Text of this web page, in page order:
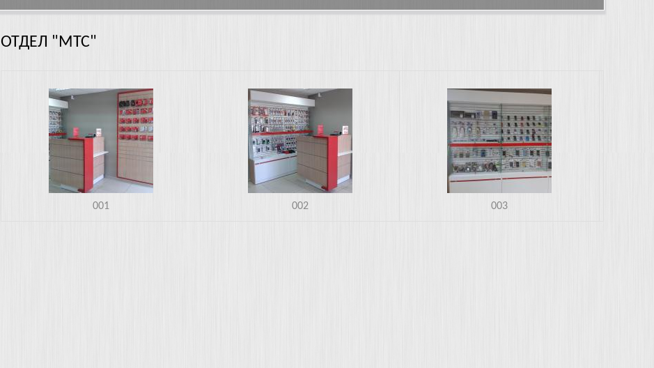
ОТДЕЛ "МТС"
20150622_160221.jpg
001
20150622_160205.jpg
002
20150622_160127.jpg
003